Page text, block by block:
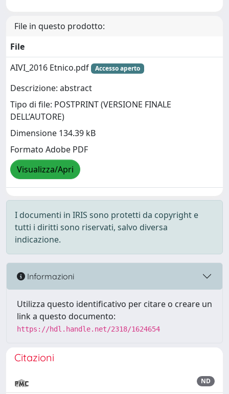
File in questo prodotto:
File
AIVI_2016 Etnico.pdf
Accesso aperto
Descrizione: abstract
Tipo di file: POSTPRINT (VERSIONE FINALE
DELL’AUTORE)
Dimensione 134.39 kB
Formato Adobe PDF
Visualizza/Apri
I documenti in IRIS sono protetti da copyright e
tutti i diritti sono riservati, salvo diversa
indicazione.
Informazioni
Utilizza questo identificativo per citare o creare un
link a questo documento:
https://hdl.handle.net/2318/1624654
Citazioni
ND